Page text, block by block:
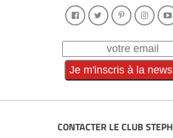
CONTACTER LE CLUB